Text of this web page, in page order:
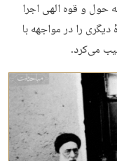
حول و قوه الهی اجرا
را در مواجهه با
می‌کرد.